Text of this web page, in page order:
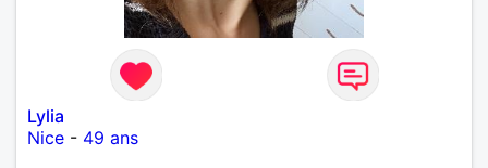
Lylia
Nice - 49 ans